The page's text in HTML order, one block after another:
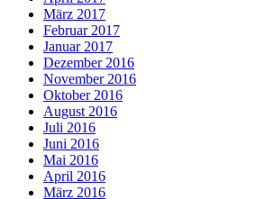
März 2017
Februar 2017
Januar 2017
Dezember 2016
November 2016
Oktober 2016
August 2016
Juli 2016
Juni 2016
Mai 2016
April 2016
März 2016